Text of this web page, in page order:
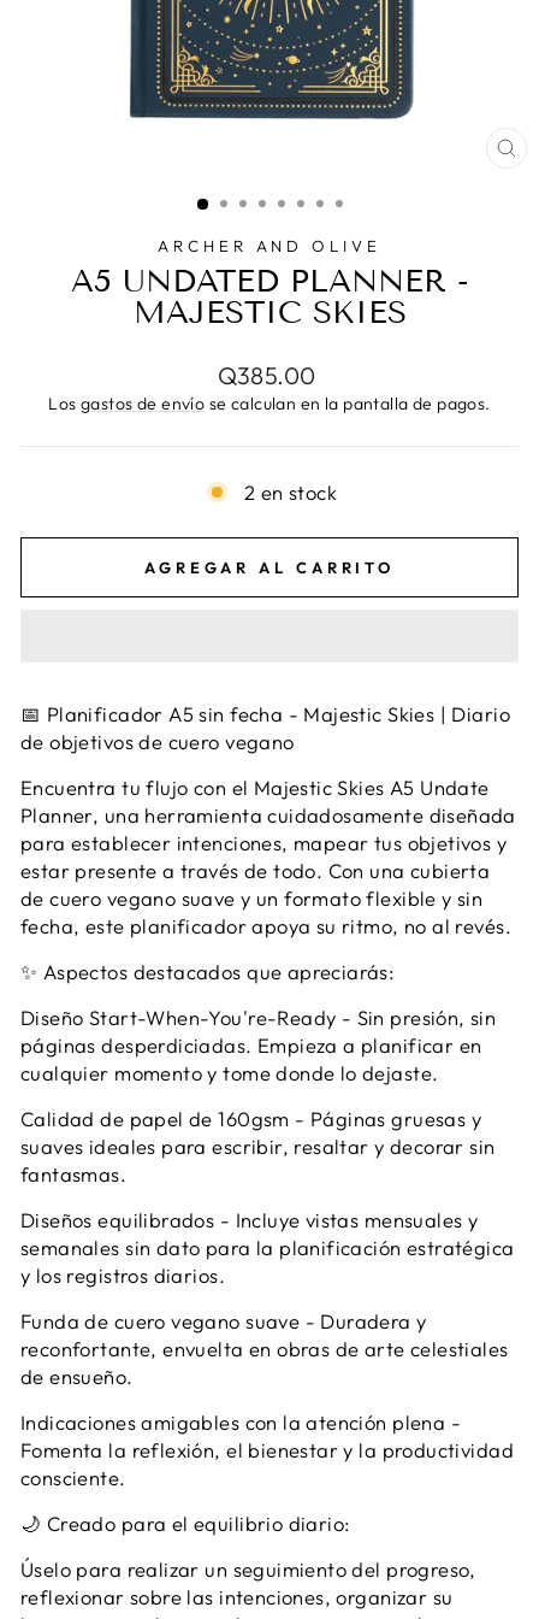
ARCHER AND OLIVE
A5 UNDATED PLANNER -
MAJESTIC SKIES
Precio
habitual
Q385.00
Losgastos de envío se calculan en la pantalla de pagos.
2 en stock
AGREGAR AL CARRITO
📅 Planificador A5 sin fecha - Majestic Skies | Diario
de objetivos de cuero vegano
Encuentra tu flujo con el Majestic Skies A5 Undate
Planner, una herramienta cuidadosamente diseñada
para establecer intenciones, mapear tus objetivos y
estar presente a través de todo. Con una cubierta
de cuero vegano suave y un formato flexible y sin
fecha, este planificador apoya su ritmo, no al revés.
✨ Aspectos destacados que apreciarás:
Diseño Start-When-You're-Ready - Sin presión, sin
páginas desperdiciadas. Empieza a planificar en
cualquier momento y tome donde lo dejaste.
Calidad de papel de 160gsm - Páginas gruesas y
suaves ideales para escribir, resaltar y decorar sin
fantasmas.
Diseños equilibrados - Incluye vistas mensuales y
semanales sin dato para la planificación estratégica
y los registros diarios.
Funda de cuero vegano suave - Duradera y
reconfortante, envuelta en obras de arte celestiales
de ensueño.
Indicaciones amigables con la atención plena -
Fomenta la reflexión, el bienestar y la productividad
consciente.
🌙 Creado para el equilibrio diario:
Úselo para realizar un seguimiento del progreso,
reflexionar sobre las intenciones, organizar su